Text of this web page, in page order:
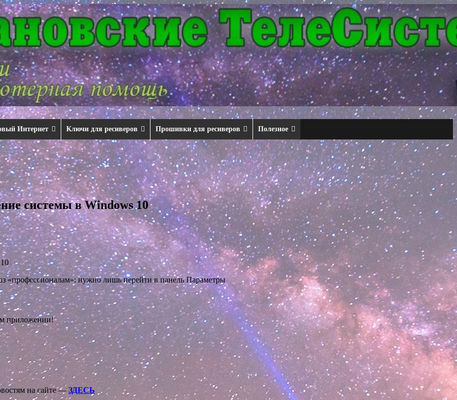
Интернет Ключи для ресиверов Прошивки для ресиверов Полезное
системы в Windows 10
«профессионалам»: нужно лишь перейти в панель Параметры
приложении!
на сайте —ЗДЕСЬ